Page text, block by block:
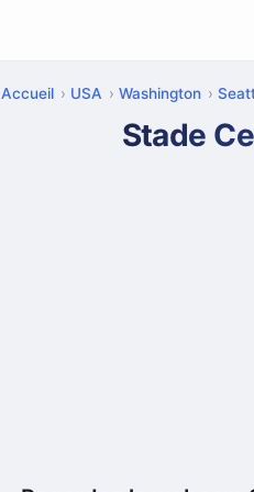
Accueil USA Washington
Stade